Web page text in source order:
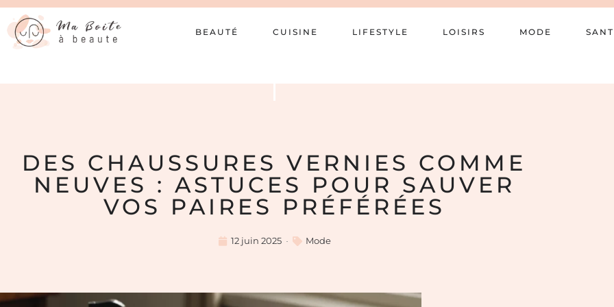
BEAUTÉ CUISINE LIFESTYLE LOISIRS MODE
DES CHAUSSURES VERNIES COMME
NEUVES : ASTUCES POUR SAUVER
VOS PAIRES PRÉFÉRÉES
12 juin 2025 Mode